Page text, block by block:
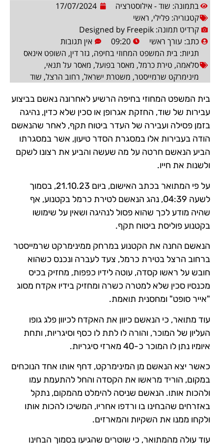
בתמונה: שוד - אילוסטרציה
17/07/2024
קטגוריה: פלילי, ראשי
קרדיט תמונה: Designed by Freepik
כתב: עורך ראשי 09:20
אין תגובות
תגיות: בית המשפט המחוזי בחיפה, גזר דין, השופט אינאס
סלאמה, טירת כרמל, מאסר בפועל, מאסר על תנאי,
מינימרקט שרמייסטר, משטרת ישראל, רחוב הרצל, שוד
בית המשפט המחוזי בחיפה הרשיע לאחרונה נאשם בביצוע
עבירות של שוד, החזקת אגרופן או סכין שלא כדין, נהיגה
בזמן פסילה ועבירה של העדר ביטוח תקף, לאחר שהנאשם
הודה בעבירות אלו במסגרת הסדר טיעון, אשר במסגרתו
הביע הנאשם חרטה על מה שעשה והביע את רצונו לשקם
ולשנות את חייו.
על פי המתואר בכתב האישום, ביום 21.10.23, בסמוך
לשעה 04:39, נהג הנאשם לטירת כרמל בקטנוע, אף
שהיה מודע לכך שהוא פסול לנהיגה ושאין על שימושו
בקטנוע פוליסת ביטוח תקף.
הנאשם החנה את הקטנוע במרחק ממינימרקט שרמייסטר
ברחוב הרצל בטירת כרמל, צעד לעברה ונכנס כשהוא
חובש על ראשו קסדה, עוטה לידיו כפפות, מחזיק בכיס
מכנסיו סכין שלא למטרה כשרה ומחזיק בידיו אקדח מסוג
"אייר סופט" ומחסנית תואמת.
עוד מתואר, כי הנאשם כיוון את האקדח לכיוון פלג גופו
העליון של המוכר, והורה לו לתת לו כסף וסיגריות, ותחת
איומיו נתן לו המוכר כ-40 מארזי סיגריות.
כאשר יצא הנאשם מן המינימרקט, דחף אותו אחד הנוכחים
במקום, הוריד מראשו את הקסדה והחל להתעמת עמו
ולהכות אותו. הנאשם שניסה להימלט מהמקום, נתקל
באזרחים שהבחינו בו ורדפו אחריו, המשיכו להכות אותו
ולקחו ממנו את השקיות והמארזים.
עוד עולה מהמתואר, כי שוטרים שהגיעו בסמוך הבחינו